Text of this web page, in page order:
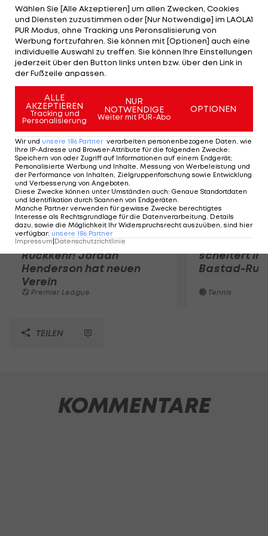
Kerber mit 4:6, 4:6 geschlagen geben. Für die Dänin
ist es im 15. Match in Kopenhagen überhaupt erst
die erste Niederlage. Die 24-jährige Kerber, aktuell
die Nummer 15 der Welt, gewann im Februar schon
das WTA-Turnier in Paris-Bercy.
Mehr zum Thema
Premier-League-
Rückkehr! Jordan
Henderson hat neuen
Verein
Premier League
Sebastian
scheitert in
Bastad-
Tennis
TEILEN
KOMMENTARE
Wählen Sie [Alle Akzeptieren] um allen Zwecken, Cookies
und Diensten zuzustimmen oder [Nur Notwendige] im LAOLA1
PUR Modus, ohne Tracking uns Peronsalisierung von
Werbung fortzufahren. Sie können mit [Optionen] auch eine
individuelle Auswahl zu treffen. Sie können Ihre Einstellungen
jederzeit über den Button links unten bzw. über den Link in
der Fußzeile anpassen.
ALLE
AKZEPTIEREN
Tracking und
Personalisierung
NUR
NOTWENDIGE
Weiter mit PUR-Abo
OPTIONEN
Wir und unsere 186 Partner verarbeiten personenbezogene Daten, wie
Ihre IP-Adresse und Browser-Attribute für die folgenden Zwecke:
Speichern von oder Zugriff auf Informationen auf einem Endgerät;
Personalisierte Werbung und Inhalte, Messung von Werbeleistung und
der Performance von Inhalten, Zielgruppenforschung sowie Entwicklung
und Verbesserung von Angeboten.
Diese Zwecke können unter Umständen auch: Genaue Standortdaten
und Identifikation durch Scannen von Endgeräten.
Manche Partner verwenden für gewisse Zwecke berechtigtes
Interesse als Rechtsgrundlage für die Datenverarbeitung. Details
dazu, sowie die Möglichkeit Ihr Widerspruchsrecht auszuüben, sind hier
verfügbar: unsere 186 Partner
Impressum Datenschutzrichtlinie